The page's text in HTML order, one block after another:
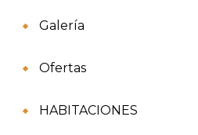
Galería
Ofertas
HABITACIONES